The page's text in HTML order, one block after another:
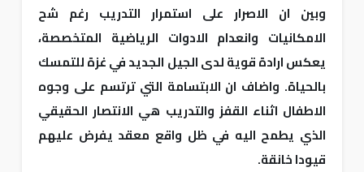
وبين ان الاصرار على استمرار التدريب رغم شح
الامكانيات وانعدام الادوات الرياضية المتخصصة،
يعكس ارادة قوية لدى الجيل الجديد في غزة للتمسك
بالحياة. واضاف ان الابتسامة التي ترتسم على وجوه
الاطفال اثناء القفز والتدريب هي الانتصار الحقيقي
الذي يطمح اليه في ظل واقع معقد يفرض عليهم
قيودا خانقة.